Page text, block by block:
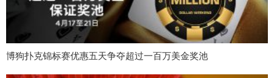
博狗扑克锦标赛优惠五天争夺超过一百万美金奖池